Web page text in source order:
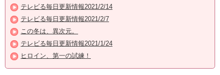
テレビる毎日更新情報2021/2/14
テレビる毎日更新情報2021/2/7
この冬は、異次元。
テレビる毎日更新情報2021/1/24
ヒロイン、第一の試練！